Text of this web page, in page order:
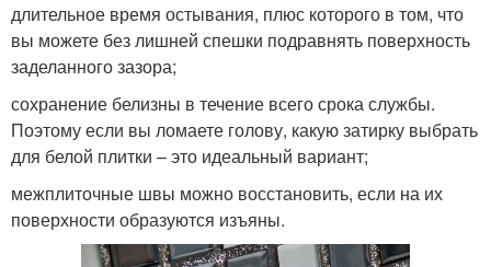
длительное время остывания, плюс которого в том, что
вы можете без лишней спешки подравнять поверхность
заделанного зазора;
сохранение белизны в течение всего срока службы.
Поэтому если вы ломаете голову, какую затирку выбрать
для белой плитки – это идеальный вариант;
межплиточные швы можно восстановить, если на их
поверхности образуются изъяны.